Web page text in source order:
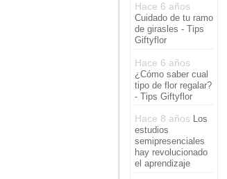
Hace 6 años
Cuidado de tu ramo
de girasles - Tips
Giftyflor
Hace 6 años
¿Cómo saber cual
tipo de flor regalar?
- Tips Giftyflor
Hace 8 años Los
estudios
semipresenciales
hay revolucionado
el aprendizaje